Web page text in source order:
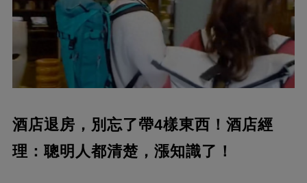
酒店退房，別忘了帶4樣東西！酒店經
理：聰明人都清楚，漲知識了！